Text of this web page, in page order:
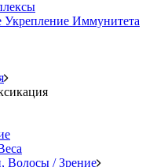
Иммунитета
Волосы / Зрение